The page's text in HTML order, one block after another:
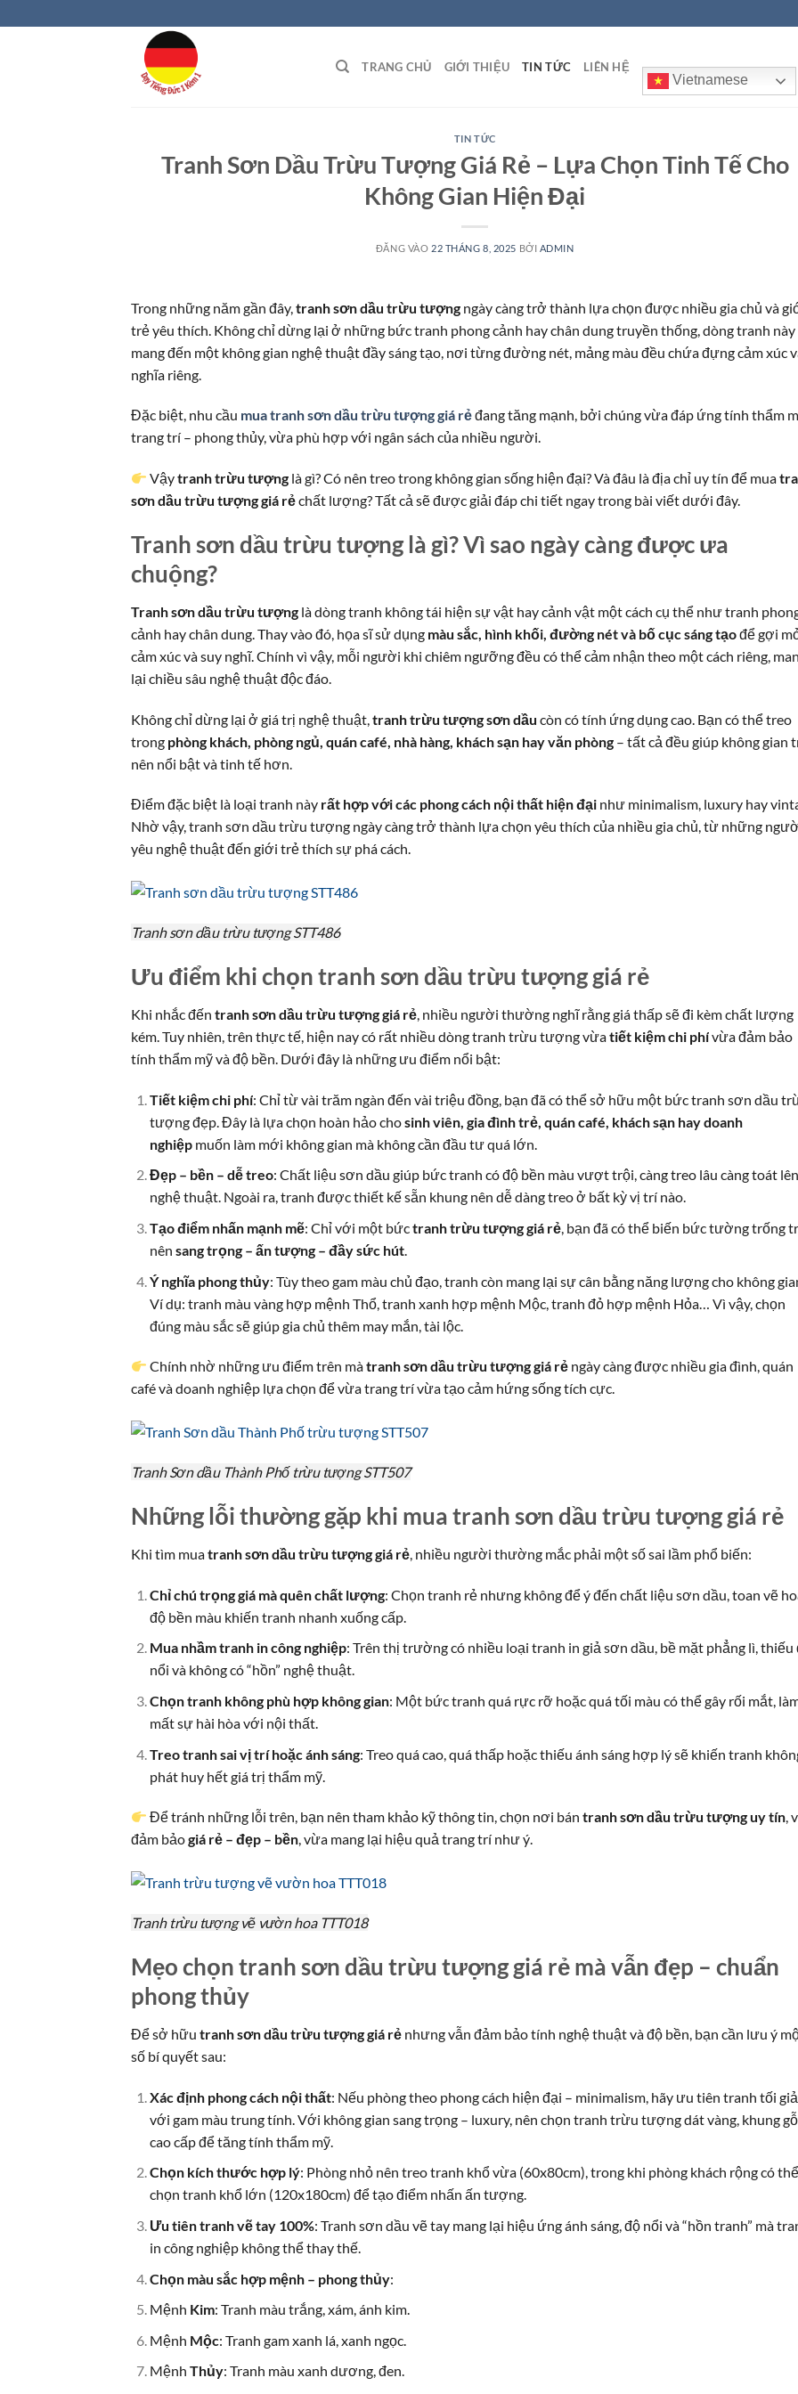
qua
TRANG CHỦ GIỚI THIỆU TIN TỨC LIÊN HỆ
Vietnamese
TIN TỨC
Tranh Sơn Dầu Trừu Tượng Giá Rẻ – Lựa Chọn Tinh Tế Cho
Không Gian Hiện Đại
ĐĂNG VÀO 22 THÁNG 8, 2025 BỞI ADMIN
Trong những năm gần đây, tranh sơn dầu trừu tượng ngày càng trở thành lựa chọn được nhiều gia chủ và
trẻ yêu thích. Không chỉ dừng lại ở những bức tranh phong cảnh hay chân dung truyền thống, dòng tranh này
mang đến một không gian nghệ thuật đầy sáng tạo, nơi từng đường nét, mảng màu đều chứa đựng cảm xúc
nghĩa riêng.
Đặc biệt, nhu cầu mua tranh sơn dầu trừu tượng giá rẻđang tăng mạnh, bởi chúng vừa đáp ứng tính thẩm
trang trí – phong thủy, vừa phù hợp với ngân sách của nhiều người.
Vậytranh trừu tượng là gì? Có nên treo trong không gian sống hiện đại? Và đâu là địa chỉ uy tín để mua
sơn dầu trừu tượng giá rẻchất lượng? Tất cả sẽ được giải đáp chi tiết ngay trong bài viết dưới đây.
Tranh sơn dầu trừu tượng là gì? Vì sao ngày càng được ưa
chuộng?
Tranh sơn dầu trừu tượng là dòng tranh không tái hiện sự vật hay cảnh vật một cách cụ thể như tranh
cảnh hay chân dung. Thay vào đó, họa sĩ sử dụng màu sắc, hình khối, đường nét và bố cục sáng tạođể gợi
cảm xúc và suy nghĩ. Chính vì vậy, mỗi người khi chiêm ngưỡng đều có thể cảm nhận theo một cách riêng,
lại chiều sâu nghệ thuật độc đáo.
Không chỉ dừng lại ở giá trị nghệ thuật, tranh trừu tượng sơn dầu còn có tính ứng dụng cao. Bạn có thể treo
trong phòng khách, phòng ngủ, quán café, nhà hàng, khách sạn hay văn phòng – tất cả đều giúp không gian
nên nổi bật và tinh tế hơn.
Điểm đặc biệt là loại tranh này rất hợp với các phong cách nội thất hiện đại như minimalism, luxury hay
Nhờ vậy, tranh sơn dầu trừu tượng ngày càng trở thành lựa chọn yêu thích của nhiều gia chủ, từ những
yêu nghệ thuật đến giới trẻ thích sự phá cách.
Tranh sơn dầu trừu tượng STT486
Ưu điểm khi chọn tranh sơn dầu trừu tượng giá rẻ
Khi nhắc đến tranh sơn dầu trừu tượng giá rẻ, nhiều người thường nghĩ rằng giá thấp sẽ đi kèm chất lượng
kém. Tuy nhiên, trên thực tế, hiện nay có rất nhiều dòng tranh trừu tượng vừatiết kiệm chi phívừa đảm bảo
tính thẩm mỹ và độ bền. Dưới đây là những ưu điểm nổi bật:
Tiết kiệm chi phí: Chỉ từ vài trăm ngàn đến vài triệu đồng, bạn đã có thể sở hữu một bức tranh sơn dầu
tượng đẹp. Đây là lựa chọn hoàn hảo chosinh viên, gia đình trẻ, quán café, khách sạn hay doanh
nghiệpmuốn làm mới không gian mà không cần đầu tư quá lớn.
Đẹp – bền – dễ treo: Chất liệu sơn dầu giúp bức tranh có độ bền màu vượt trội, càng treo lâu càng toát
nghệ thuật. Ngoài ra, tranh được thiết kế sẵn khung nên dễ dàng treo ở bất kỳ vị trí nào.
Tạo điểm nhấn mạnh mẽ: Chỉ với một bứctranh trừu tượng giá rẻ, bạn đã có thể biến bức tường trống
nên sang trọng – ấn tượng – đầy sức hút.
Ý nghĩa phong thủy: Tùy theo gam màu chủ đạo, tranh còn mang lại sự cân bằng năng lượng cho không
Ví dụ: tranh màu vàng hợp mệnh Thổ, tranh xanh hợp mệnh Mộc, tranh đỏ hợp mệnh Hỏa… Vì vậy, chọn
đúng màu sắc sẽ giúp gia chủ thêm may mắn, tài lộc.
Chính nhờ những ưu điểm trên màtranh sơn dầu trừu tượng giá rẻ ngày càng được nhiều gia đình, quán
café và doanh nghiệp lựa chọn để vừa trang trí vừa tạo cảm hứng sống tích cực.
Tranh Sơn dầu Thành Phố trừu tượng STT507
Những lỗi thường gặp khi mua tranh sơn dầu trừu tượng giá rẻ
Khi tìm muatranh sơn dầu trừu tượng giá rẻ, nhiều người thường mắc phải một số sai lầm phổ biến:
Chỉ chú trọng giá mà quên chất lượng: Chọn tranh rẻ nhưng không để ý đến chất liệu sơn dầu, toan vẽ
độ bền màu khiến tranh nhanh xuống cấp.
Mua nhầm tranh in công nghiệp: Trên thị trường có nhiều loại tranh in giả sơn dầu, bề mặt phẳng lì, thiếu
nổi và không có “hồn” nghệ thuật.
Chọn tranh không phù hợp không gian: Một bức tranh quá rực rỡ hoặc quá tối màu có thể gây rối mắt,
mất sự hài hòa với nội thất.
Treo tranh sai vị trí hoặc ánh sáng: Treo quá cao, quá thấp hoặc thiếu ánh sáng hợp lý sẽ khiến tranh
phát huy hết giá trị thẩm mỹ.
Để tránh những lỗi trên, bạn nên tham khảo kỹ thông tin, chọn nơi bántranh sơn dầu trừu tượng uy tín,
đảm bảogiá rẻ – đẹp – bền, vừa mang lại hiệu quả trang trí như ý.
Tranh trừu tượng vẽ vườn hoa TTT018
Mẹo chọn tranh sơn dầu trừu tượng giá rẻ mà vẫn đẹp – chuẩn
phong thủy
Để sở hữu tranh sơn dầu trừu tượng giá rẻ nhưng vẫn đảm bảo tính nghệ thuật và độ bền, bạn cần lưu ý
số bí quyết sau:
Xác định phong cách nội thất: Nếu phòng theo phong cách hiện đại – minimalism, hãy ưu tiên tranh tối
với gam màu trung tính. Với không gian sang trọng – luxury, nên chọn tranh trừu tượng dát vàng, khung gỗ
cao cấp để tăng tính thẩm mỹ.
Chọn kích thước hợp lý: Phòng nhỏ nên treo tranh khổ vừa (60x80cm), trong khi phòng khách rộng có thể
chọn tranh khổ lớn (120x180cm) để tạo điểm nhấn ấn tượng.
Ưu tiên tranh vẽ tay 100%: Tranh sơn dầu vẽ tay mang lại hiệu ứng ánh sáng, độ nổi và “hồn tranh” mà
in công nghiệp không thể thay thế.
Chọn màu sắc hợp mệnh – phong thủy:
Mệnh Kim: Tranh màu trắng, xám, ánh kim.
Mệnh Mộc: Tranh gam xanh lá, xanh ngọc.
Mệnh Thủy: Tranh màu xanh dương, đen.